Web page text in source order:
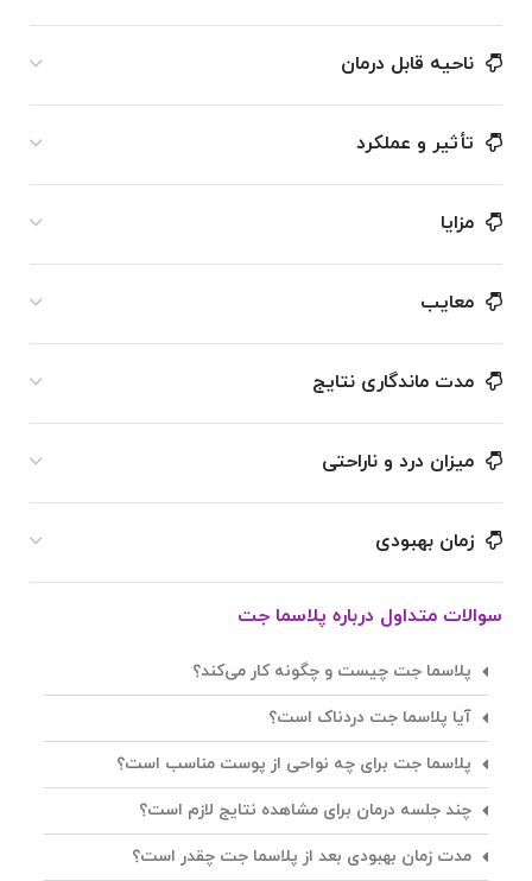
ناحیه قابل درمان
تأثیر و عملکرد
مزایا
معایب
مدت ماندگاری نتایج
میزان درد و ناراحتی
زمان بهبودی
سوالات متداول درباره پلاسما جت
پلاسما جت چیست و چگونه کار می‌کند؟
آیا پلاسما جت دردناک است؟
پلاسما جت برای چه نواحی از پوست مناسب است؟
چند جلسه درمان برای مشاهده نتایج لازم است؟
مدت زمان بهبودی بعد از پلاسما جت چقدر است؟